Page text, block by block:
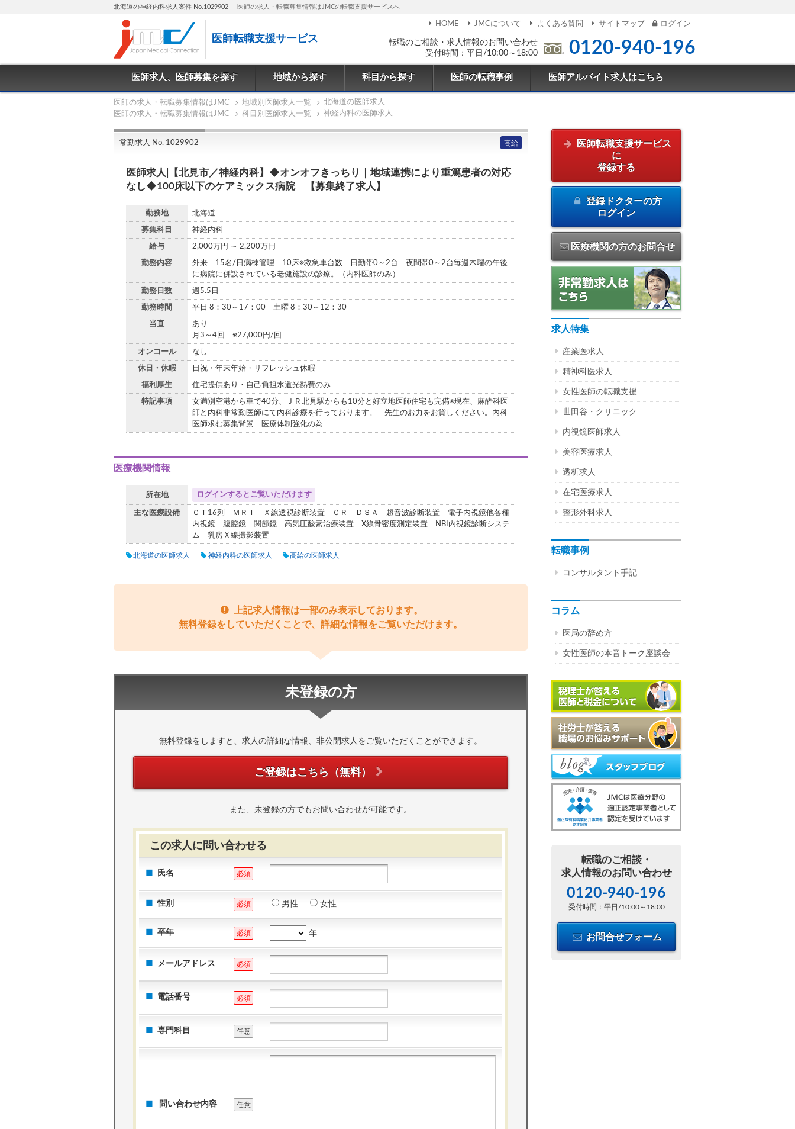
北海道の神経内科求人案件 No.1029902 医師の求人・転職募集情報はJMCの転職支援サービスへ
医師転職支援サービス
転職のご相談・求人情報のお問い合わせ
受付時間：平日/10:00～18:00
0120-940-196
HOME JMCについて よくある質問 サイトマップ ログイン
医師求人、医師募集を探す 地域から探す 科目から探す 医師の転職事例 医師アルバイト求人はこちら
医師の求人・転職募集情報はJMC 地域別医師求人一覧
北海道の医師求人
医師の求人・転職募集情報はJMC
科目別医師求人一覧 神経内科の医師求人
常勤求人 No. 1029902 高給
医師求人|【北見市／神経内科】◆オンオフきっちり｜地域連携により重篤患者の対応
なし◆100床以下のケアミックス病院 【募集終了求人】
勤務地 北海道
募集科目 神経内科
給与 2,000万円 ～ 2,200万円
勤務内容
外来 15名/日病棟管理 10床※救急車台数 日勤帯0～2台 夜間帯0～2台毎週木曜の午後
に病院に併設されている老健施設の診療。（内科医師のみ）
勤務日数 週5.5日
勤務時間 平日 8：30～17：00 土曜 8：30～12：30
当直
あり
月3～4回 ※27,000円/回
オンコール なし
休日・休暇 日祝・年末年始・リフレッシュ休暇
福利厚生 住宅提供あり・自己負担水道光熱費のみ
特記事項
女満別空港から車で40分、ＪＲ北見駅からも10分と好立地医師住宅も完備※現在、麻酔科医
師と内科非常勤医師にて内科診療を行っております。 先生のお力をお貸しください。内科
医師求む募集背景 医療体制強化の為
医療機関情報
所在地 ログインするとご覧いただけます
主な医療設備
ＣＴ16列 ＭＲＩ Ｘ線透視診断装置 ＣＲ ＤＳＡ 超音波診断装置 電子内視鏡他各種
内視鏡 腹腔鏡 関節鏡 高気圧酸素治療装置 X線骨密度測定装置 NBI内視鏡診断システ
ム 乳房Ｘ線撮影装置
北海道の医師求人 神経内科の医師求人 高給の医師求人
上記求人情報は一部のみ表示しております。
無料登録をしていただくことで、詳細な情報をご覧いただけます。
未登録の方
無料登録をしますと、求人の詳細な情報、非公開求人をご覧いただくことができます。
ご登録はこちら（無料）
また、未登録の方でもお問い合わせが可能です。
この求人に問い合わせる
氏名 必須
性別 必須 男性 女性
卒年 必須 年
メールアドレス 必須
電話番号 必須
専門科目 任意
問い合わせ内容 任意
医師転職支援サービス
に
登録する
登録ドクターの方
ログイン
医療機関の方のお問合せ
求人特集
産業医求人
精神科医求人
女性医師の転職支援
世田谷・クリニック
内視鏡医師求人
美容医療求人
透析求人
在宅医療求人
整形外科求人
転職事例
コンサルタント手記
コラム
医局の辞め方
女性医師の本音トーク座談会
転職のご相談・
求人情報のお問い合わせ
0120-940-196
受付時間：平日/10:00～18:00
お問合せフォーム